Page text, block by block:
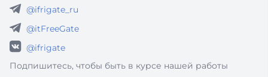
@ifrigate_ru
@itFreeGate
@ifrigate
Подпишитесь, чтобы быть в курсе нашей работы